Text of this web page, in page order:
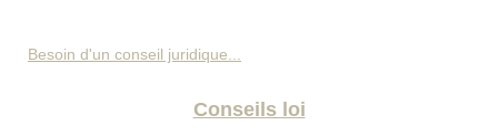
Besoin d'un conseil juridique...
Conseils loi